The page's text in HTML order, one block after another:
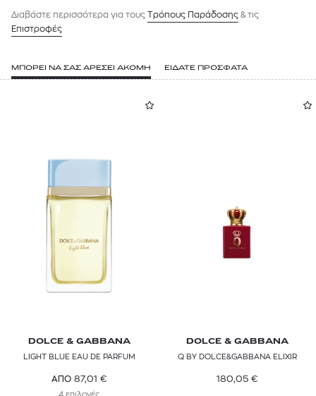
Διαβάστε περισσότερα για τους Tρόπους Παράδοσης & τις
Επιστροφές
ΜΠΟΡΕΙ ΝΑ ΣΑΣ ΑΡΕΣΕΙ ΑΚΟΜΗ ΕΙΔΑΤΕ ΠΡΟΣΦΑΤΑ
DOLCE & GABBANA
LIGHT BLUE EAU DE PARFUM
ΑΠΟ 87,01 €
4 επιλογές
DOLCE & GABBANA
Q BY DOLCE&GABBANA ELIXIR
180,05 €